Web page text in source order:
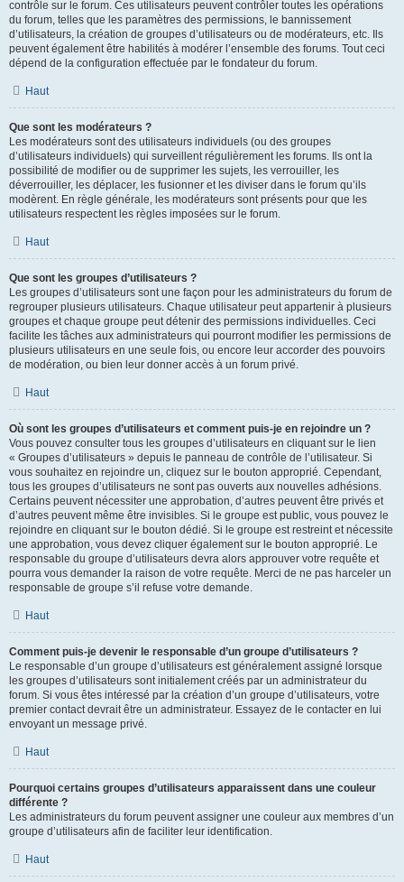
contrôle sur le forum. Ces utilisateurs peuvent contrôler toutes les opérations
du forum, telles que les paramètres des permissions, le bannissement
d’utilisateurs, la création de groupes d’utilisateurs ou de modérateurs, etc. Ils
peuvent également être habilités à modérer l’ensemble des forums. Tout ceci
dépend de la configuration effectuée par le fondateur du forum.
Haut
Que sont les modérateurs ?
Les modérateurs sont des utilisateurs individuels (ou des groupes
d’utilisateurs individuels) qui surveillent régulièrement les forums. Ils ont la
possibilité de modifier ou de supprimer les sujets, les verrouiller, les
déverrouiller, les déplacer, les fusionner et les diviser dans le forum qu’ils
modèrent. En règle générale, les modérateurs sont présents pour que les
utilisateurs respectent les règles imposées sur le forum.
Haut
Que sont les groupes d’utilisateurs ?
Les groupes d’utilisateurs sont une façon pour les administrateurs du forum de
regrouper plusieurs utilisateurs. Chaque utilisateur peut appartenir à plusieurs
groupes et chaque groupe peut détenir des permissions individuelles. Ceci
facilite les tâches aux administrateurs qui pourront modifier les permissions de
plusieurs utilisateurs en une seule fois, ou encore leur accorder des pouvoirs
de modération, ou bien leur donner accès à un forum privé.
Haut
Où sont les groupes d’utilisateurs et comment puis-je en rejoindre un ?
Vous pouvez consulter tous les groupes d’utilisateurs en cliquant sur le lien
« Groupes d’utilisateurs » depuis le panneau de contrôle de l’utilisateur. Si
vous souhaitez en rejoindre un, cliquez sur le bouton approprié. Cependant,
tous les groupes d’utilisateurs ne sont pas ouverts aux nouvelles adhésions.
Certains peuvent nécessiter une approbation, d’autres peuvent être privés et
d’autres peuvent même être invisibles. Si le groupe est public, vous pouvez le
rejoindre en cliquant sur le bouton dédié. Si le groupe est restreint et nécessite
une approbation, vous devez cliquer également sur le bouton approprié. Le
responsable du groupe d’utilisateurs devra alors approuver votre requête et
pourra vous demander la raison de votre requête. Merci de ne pas harceler un
responsable de groupe s’il refuse votre demande.
Haut
Comment puis-je devenir le responsable d’un groupe d’utilisateurs ?
Le responsable d’un groupe d’utilisateurs est généralement assigné lorsque
les groupes d’utilisateurs sont initialement créés par un administrateur du
forum. Si vous êtes intéressé par la création d’un groupe d’utilisateurs, votre
premier contact devrait être un administrateur. Essayez de le contacter en lui
envoyant un message privé.
Haut
Pourquoi certains groupes d’utilisateurs apparaissent dans une couleur
différente ?
Les administrateurs du forum peuvent assigner une couleur aux membres d’un
groupe d’utilisateurs afin de faciliter leur identification.
Haut